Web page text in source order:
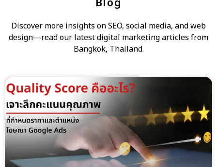
Blog
Discover more insights on SEO, social media, and web
design—read our latest digital marketing articles from
Bangkok, Thailand.